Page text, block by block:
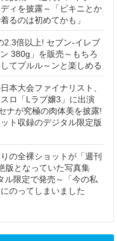
ィを披露～「ビキニとか
るのは初めてかも」
倍以上! セブン‐イレブ
380g」を販売～もちろ
てプルル～ンと楽しめる
本大会ファイナリスト、
ロ「Lラブ嬢3」に出演
ナが究極の肉体美を披露!
ト収録のデジタル限定版
の全裸ショットが「週刊
版となっていた写真集
ル限定で発売～「今の私
のってしまいました